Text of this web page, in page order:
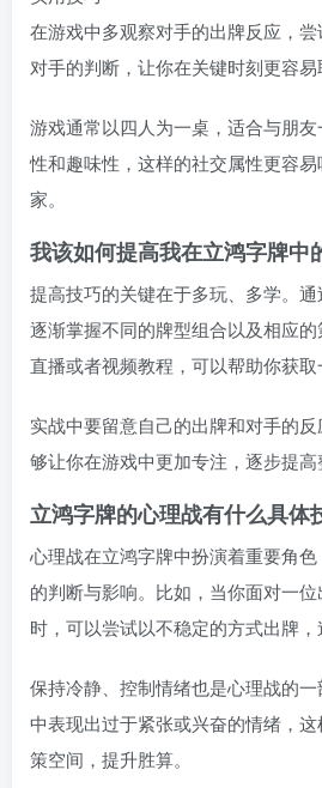
在游戏中多观察对手的出牌反应，尝
对手的判断，让你在关键时刻更容易
游戏通常以四人为一桌，适合与朋
性和趣味性，这样的社交属性更容
家。
我该如何提高我在立鸿字牌中
提高技巧的关键在于多玩、多学。
逐渐掌握不同的牌型组合以及相应
直播或者视频教程，可以帮助你获取
实战中要留意自己的出牌和对手的
够让你在游戏中更加专注，逐步提高
立鸿字牌的心理战有什么具体
心理战在立鸿字牌中扮演着重要角
的判断与影响。比如，当你面对一
时，可以尝试以不稳定的方式出牌，
保持冷静、控制情绪也是心理战的
中表现出过于紧张或兴奋的情绪，
策空间，提升胜算。